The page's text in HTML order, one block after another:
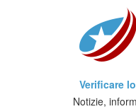
Verificare
Notizie,